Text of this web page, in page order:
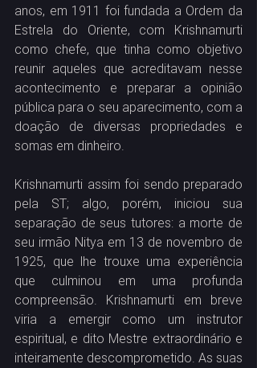
anos, em 1911 foi fundada a Ordem da
Estrela do Oriente, com Krishnamurti
como chefe, que tinha como objetivo
reunir aqueles que acreditavam nesse
acontecimento e preparar a opinião
pública para o seu aparecimento, com a
doação de diversas propriedades e
somas em dinheiro.
Krishnamurti assim foi sendo preparado
pela ST; algo, porém, iniciou sua
separação de seus tutores: a morte de
seu irmão Nitya em 13 de novembro de
1925, que lhe trouxe uma experiência
que culminou em uma profunda
compreensão. Krishnamurti em breve
viria a emergir como um instrutor
espiritual, e dito Mestre extraordinário e
inteiramente descomprometido. As suas